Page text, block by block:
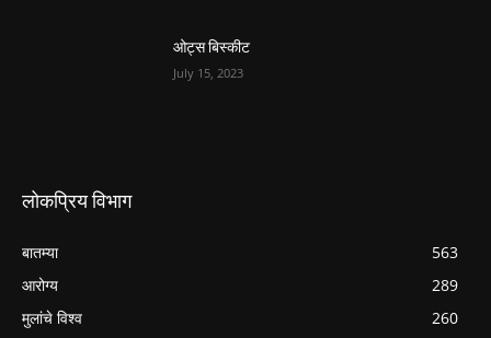
ओट्स बिस्कीट
July 15, 2023
लोकप्रिय विभाग
बातम्या
563
आरोग्य
289
मुलांचे विश्व
260